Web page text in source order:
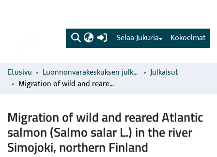
(current) Kokoelmat
Selaa Jukuria
Etusivu Luonnonvarakeskuksen julkaisut
Julkaisut
Migration of wild and reared Atlantic salmon (Salmo salar L.) in the river Simojoki, northern Finland
Migration of wild and reared Atlantic
salmon (Salmo salar L.) in the river
Simojoki, northern Finland